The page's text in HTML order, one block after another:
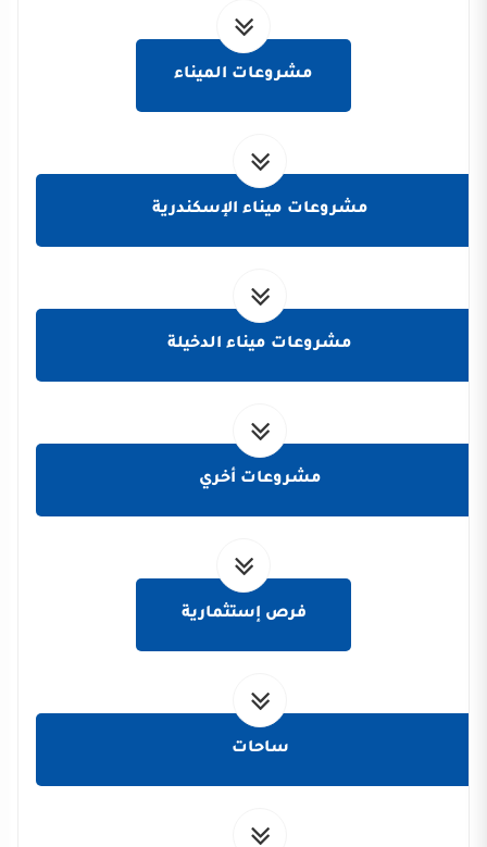
مشروعات الميناء
مشروعات ميناء الإسكندرية
مشروعات ميناء الدخيلة
مشروعات أخري
فرص إستثمارية
ساحات